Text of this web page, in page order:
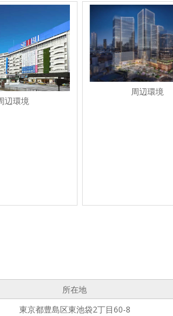
辺環境
周辺環境
所在地
東京都豊島区東池袋2丁目60-8